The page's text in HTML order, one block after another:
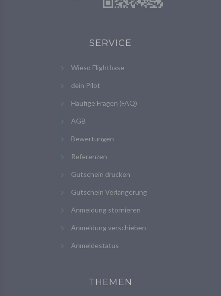
SERVICE
Wieso Flightbase
dein Pilot
Häufige Fragen (FAQ)
AGB
Bewertungen
Referenzen
Gutschein drucken
Gutschein Verlängerung
Anmeldung stornieren
Anmeldung verschieben
Anmeldestatus
THEMEN